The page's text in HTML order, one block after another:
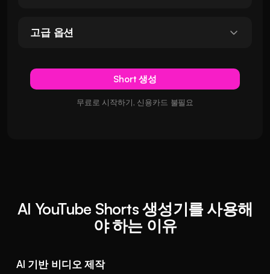
고급 옵션
Short 생성
무료로 시작하기, 신용카드 불필요
AI YouTube Shorts 생성기를 사용해
야 하는 이유
AI 기반 비디오 제작